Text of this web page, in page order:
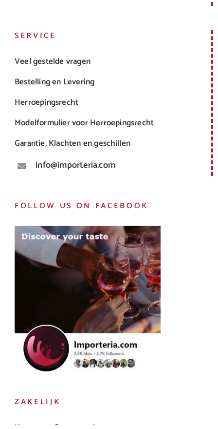
SERVICE
Veel gestelde vragen
Bestelling en Levering
Herroepingsrecht
Modelformulier voor Herroepingsrecht
Garantie, Klachten en geschillen
info@importeria.com
FOLLOW US ON FACEBOOK
ZAKELIJK